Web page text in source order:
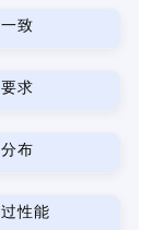
致
求
布
性能